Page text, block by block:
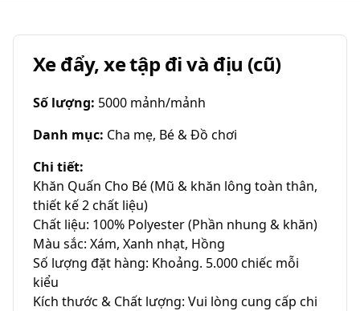
Xe đẩy, xe tập đi và địu (cũ)
Số lượng: 5000 mảnh/mảnh
Danh mục: Cha mẹ, Bé & Đồ chơi
Chi tiết:
Khăn Quấn Cho Bé (Mũ & khăn lông toàn thân,
thiết kế 2 chất liệu)
Chất liệu: 100% Polyester (Phần nhung & khăn)
Màu sắc: Xám, Xanh nhạt, Hồng
Số lượng đặt hàng: Khoảng. 5.000 chiếc mỗi
kiểu
Kích thước & Chất lượng: Vui lòng cung cấp chi